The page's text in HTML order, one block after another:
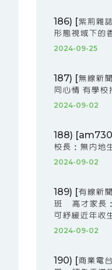
186) [紫荊雜
形態視域下的
2024-09-25
187) [無線新
同心情 有學校
2024-09-02
188)
校長：無內地
2024-09-02
189) [有線新
班 高才家長
可紓緩近年收
2024-09-02
190) [商業電